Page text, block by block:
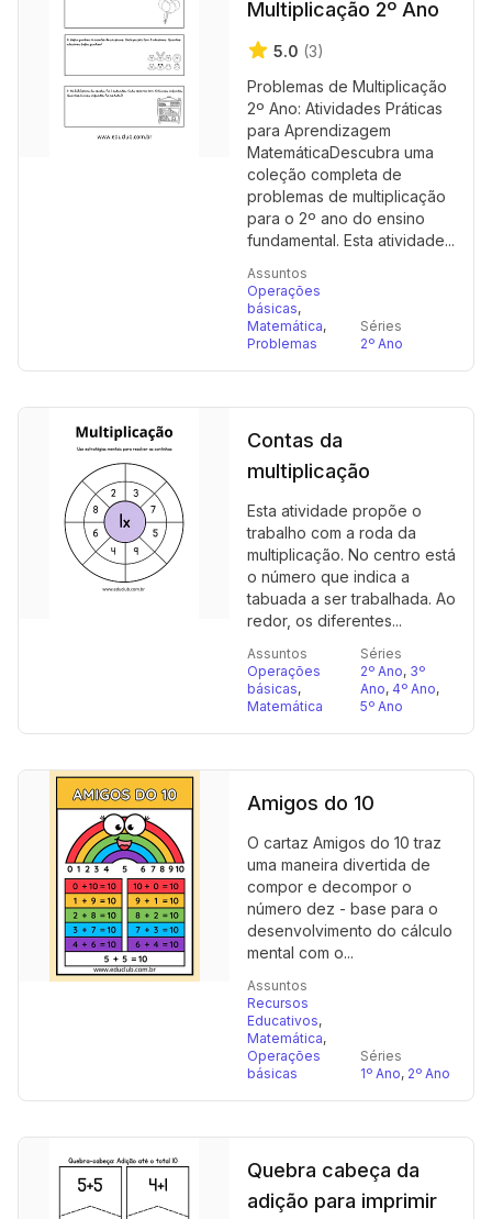
Multiplicação 2º Ano
5.0 (3)
Problemas de Multiplicação
2º Ano: Atividades Práticas
para Aprendizagem
MatemáticaDescubra uma
coleção completa de
problemas de multiplicação
para o 2º ano do ensino
fundamental. Esta atividade...
Assuntos
Operações
básicas,
Matemática,
Problemas
Séries
2º Ano
Contas da
multiplicação
Esta atividade propõe o
trabalho com a roda da
multiplicação. No centro está
o número que indica a
tabuada a ser trabalhada. Ao
redor, os diferentes...
Assuntos
Operações
básicas,
Matemática
Séries
2º Ano, 3º
Ano, 4º Ano,
5º Ano
Amigos do 10
O cartaz Amigos do 10 traz
uma maneira divertida de
compor e decompor o
número dez - base para o
desenvolvimento do cálculo
mental com o...
Assuntos
Recursos
Educativos,
Matemática,
Operações
básicas
Séries
1º Ano, 2º Ano
Quebra cabeça da
adição para imprimir